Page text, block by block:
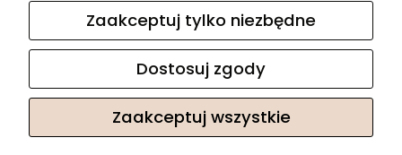
Akcesoria
Zaakceptuj tylko niezbędne
Dostosuj zgody
Zaakceptuj wszystkie